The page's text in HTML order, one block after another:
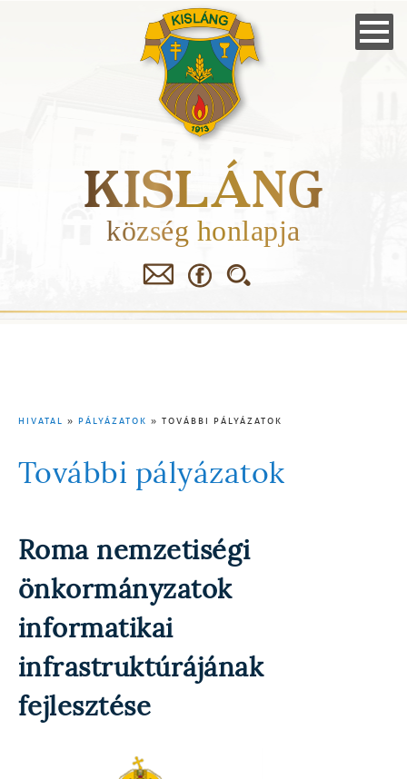
KISLÁNG
község honlapja
MORZSA
HIVATAL PÁLYÁZATOK TOVÁBBI PÁLYÁZATOK
További pályázatok
Roma nemzetiségi
önkormányzatok
informatikai
infrastruktúrájának
fejlesztése